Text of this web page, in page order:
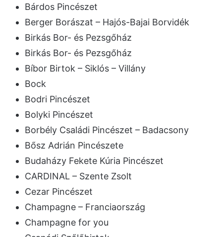
Bárdos Pincészet
Berger Borászat – Hajós-Bajai Borvidék
Birkás Bor- és Pezsgőház
Birkás Bor- és Pezsgőház
Bíbor Birtok – Siklós – Villány
Bock
Bodri Pincészet
Bolyki Pincészet
Borbély Családi Pincészet – Badacsony
Bősz Adrián Pincészete
Budaházy Fekete Kúria Pincészet
CARDINAL – Szente Zsolt
Cezar Pincészet
Champagne – Franciaország
Champagne for you